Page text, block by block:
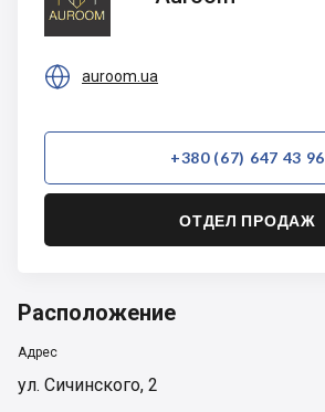
 auroom.ua
+380 (67) 647 43 96
ОТДЕЛ ПРОДАЖ
Расположение
Адрес
ул. Сичинского, 2